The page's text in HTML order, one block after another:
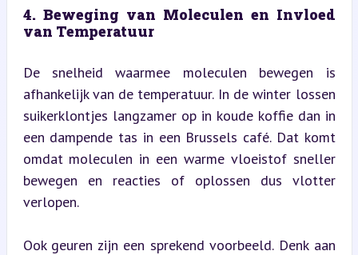
4. Beweging van Moleculen en Invloed
van Temperatuur
De snelheid waarmee moleculen bewegen is
afhankelijk van de temperatuur. In de winter lossen
suikerklontjes langzamer op in koude koffie dan in
een dampende tas in een Brussels café. Dat komt
omdat moleculen in een warme vloeistof sneller
bewegen en reacties of oplossen dus vlotter
verlopen.
Ook geuren zijn een sprekend voorbeeld. Denk aan